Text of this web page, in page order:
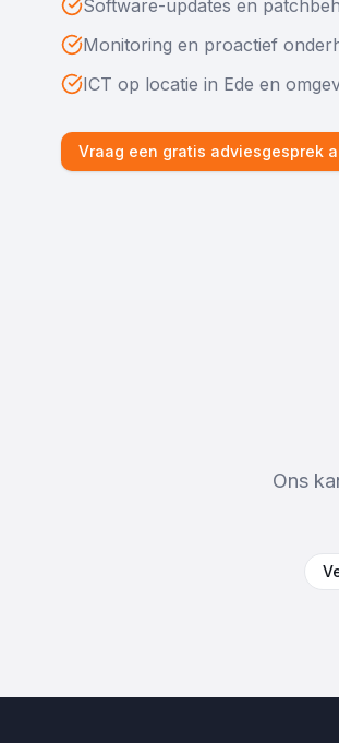
Software-updates en
Monitoring en proactief
ICT op locatie in Ede en
Vraag een gratis adviesgesprek
Ons